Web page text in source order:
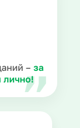
– за
лично!